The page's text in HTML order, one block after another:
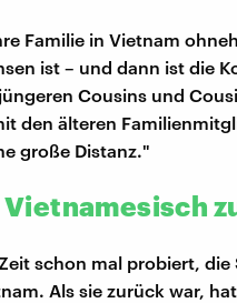
Familie in Vietnam
ist – und dann ist die
Cousins und
den älteren
große Distanz."
schon mal probiert, die
Als sie zurück war,